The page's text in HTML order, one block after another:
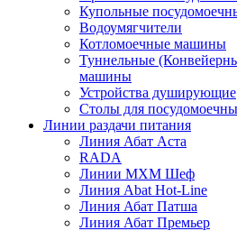
Купольные
Водоумягчители
Котломоечные машины
Туннельные
машины
Устройства душирующие
Столы для
Линии раздачи питания
Линия Абат Аста
RADA
Линии МХМ Шеф
Линия Abat Hot-Line
Линия Абат Патша
Линия Абат Премьер